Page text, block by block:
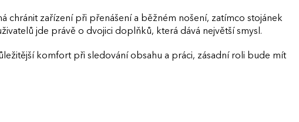
chránit zařízení při přenášení a běžném nošení, zatímco stojánek
jde právě o dvojici doplňků, která dává největší smysl.
komfort při sledování obsahu a práci, zásadní roli bude mít